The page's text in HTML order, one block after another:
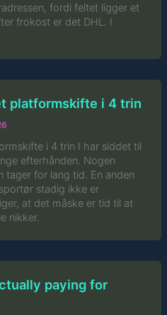
fordi feltet ligger et
frokost er det DHL. I
platformskifte i 4 trin
i 4 trin I har siddet til
efterhånden. Nogen
for lang tid. En anden
stadig ikke er
at det måske er tid til at
nikker.
paying for